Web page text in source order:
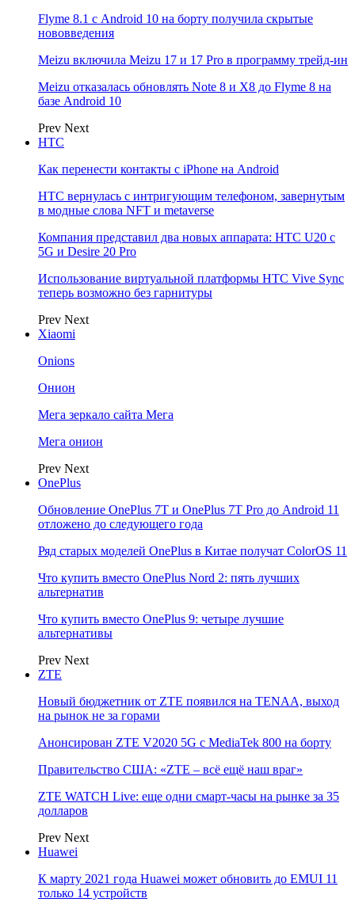
Flyme 8.1 с Android 10 на борту получила скрытые
нововведения
Meizu включила Meizu 17 и 17 Pro в программу трейд-ин
Meizu отказалась обновлять Note 8 и X8 до Flyme 8 на
базе Android 10
Prev Next
НТС
Как перенести контакты с iPhone на Android
HTC вернулась с интригующим телефоном, завернутым
в модные слова NFT и metaverse
Компания представил два новых аппарата: HTC U20 с
5G и Desire 20 Pro
Использование виртуальной платформы HTC Vive Sync
теперь возможно без гарнитуры
Prev Next
Xiaomi
Onions
Онион
Мега зеркало сайта Мега
Мега онион
Prev Next
OnePlus
Обновление OnePlus 7T и OnePlus 7T Pro до Android 11
отложено до следующего года
Ряд старых моделей OnePlus в Китае получат ColorOS 11
Что купить вместо OnePlus Nord 2: пять лучших
альтернатив
Что купить вместо OnePlus 9: четыре лучшие
альтернативы
Prev Next
ZTE
Новый бюджетник от ZTE появился на TENAA, выход
на рынок не за горами
Анонсирован ZTE V2020 5G с MediaTek 800 на борту
Правительство США: «ZTE – всё ещё наш враг»
ZTE WATCH Live: еще одни смарт-часы на рынке за 35
долларов
Prev Next
Huawei
К марту 2021 года Huawei может обновить до EMUI 11
только 14 устройств